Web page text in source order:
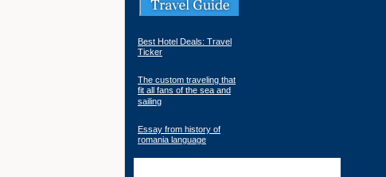
Best Hotel Deals: Travel
Ticker
The custom traveling that
fit all fans of the sea and
sailing
Essay from history of
romania language